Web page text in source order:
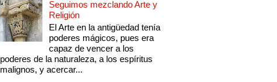
Seguimos mezclando Arte y
Religión
El Arte en la antigüedad tenía
poderes mágicos, pues era
capaz de vencer a los
poderes de la naturaleza, a los espíritus
malignos, y acercar...